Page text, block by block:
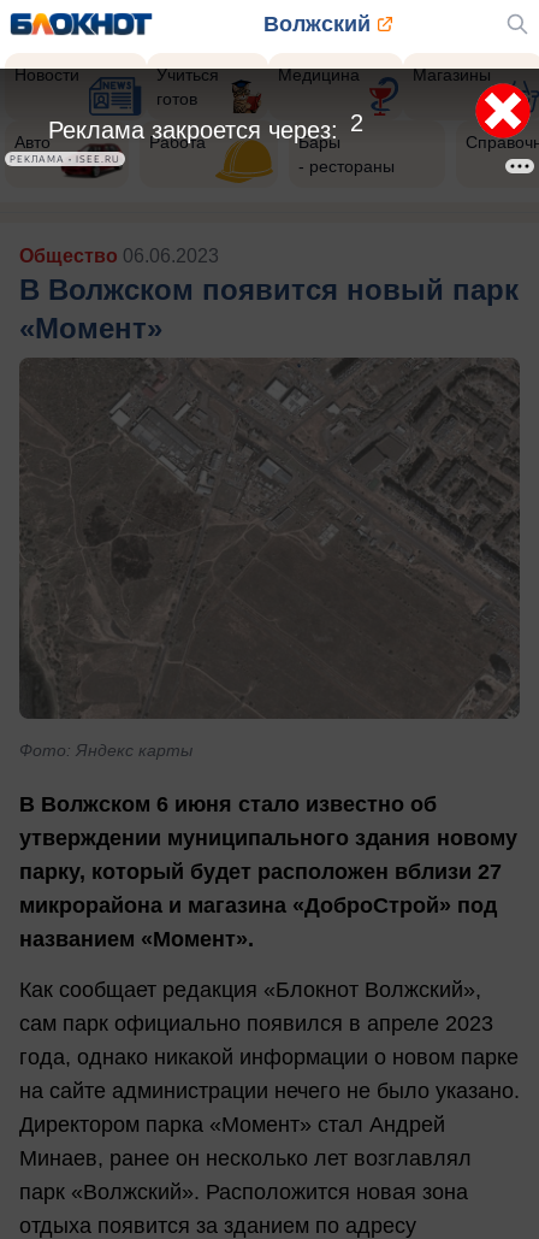
Волжский
Новости
Учиться
готов
Медицина Магазины
Авто Работа
Бары
- рестораны
Общество 06.06.2023
В Волжском появится новый парк
«Момент»
Фото: Яндекс карты
В Волжском 6 июня стало известно об
утверждении муниципального здания новому
парку, который будет расположен вблизи 27
микрорайона и магазина «ДоброСтрой» под
названием «Момент».
Как сообщает редакция «Блокнот Волжский»,
сам парк официально появился в апреле 2023
года, однако никакой информации о новом парке
на сайте администрации нечего не было указано.
Директором парка «Момент» стал Андрей
Минаев, ранее он несколько лет возглавлял
парк «Волжский». Расположится новая зона
отдыха появится за зданием по адресу